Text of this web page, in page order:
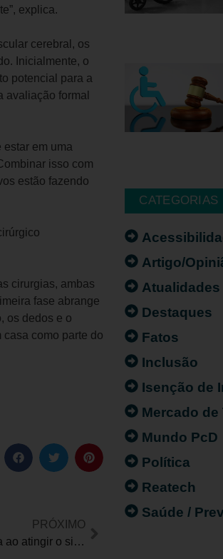
explica.
cerebral, os
Inicialmente, o
potencial para a
avaliação formal
estar em uma
isso com
estão fazendo
cirurgias, ambas
fase abrange
os dedos e o
como parte do
PRÓXIMO
“Pior dor do mundo” é causada ao atingir o sistema nervoso
CATEGORIAS
Artigo/
Atualidades
Destaques
Fatos
Inclusão
Isenção de
Mercado de
Mundo PcD
Política
Reatech
Saúde /